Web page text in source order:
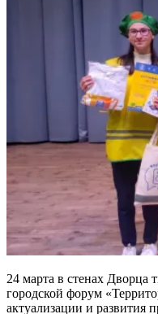
24 марта в стенах Дворца
городской форум
актуализации и развития